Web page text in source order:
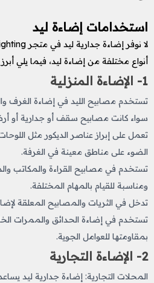
استخدامات إضاءة ليد
أنواع مختلفة من إضاءة ليد، فيما يلي
1- الإضاءة المنزلية
تستخدم مصابيح الليد في إضاءة الغرف
سواء كانت مصابيح سقف أو جدارية أو
تعمل على إبراز عناصر الديكور مثل
الضوء على مناطق معينة في الغرفة.
تستخدم في مصابيح القراءة والمكاتب
ومناسبة للقيام بالمهام المختلفة.
تدخل في الثريات والمصابيح المعلقة
تستخدم في إضاءة الحدائق والممرات
بمقاومتها للعوامل الجوية.
2- الإضاءة التجارية
المحلات التجارية: إضاءة جدارية ليد